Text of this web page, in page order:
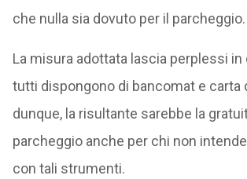
che nulla sia dovuto per il parcheggio.
La misura adottata lascia perplessi in
tutti dispongono di bancomat e carta
dunque, la risultante sarebbe la
parcheggio anche per chi non
con tali strumenti.